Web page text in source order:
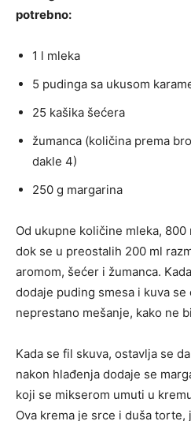
potrebno:
1 l mleka
5 pudinga sa ukusom
25 kašika šećera
žumanca (količina prema
dakle 4)
250 g margarina
Od ukupne količine mleka,
dok se u preostalih 200 ml
aromom, šećer i žumanca.
dodaje puding smesa i kuva
neprestano mešanje, kako ne
Kada se fil skuva, ostavlja se
nakon hlađenja dodaje se
koji se mikserom umuti u
Ova krema je srce i duša torte,